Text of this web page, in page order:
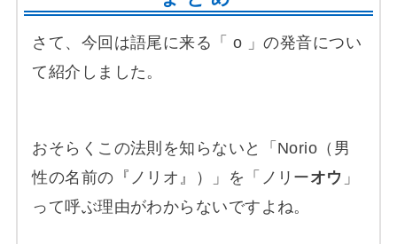
さて、今回は語尾に来る「 o 」の発音につい
て紹介しました。
おそらくこの法則を知らないと「Norio（男
性の名前の『ノリオ』）」を「ノリーオウ 」
って呼ぶ理由がわからないですよね。